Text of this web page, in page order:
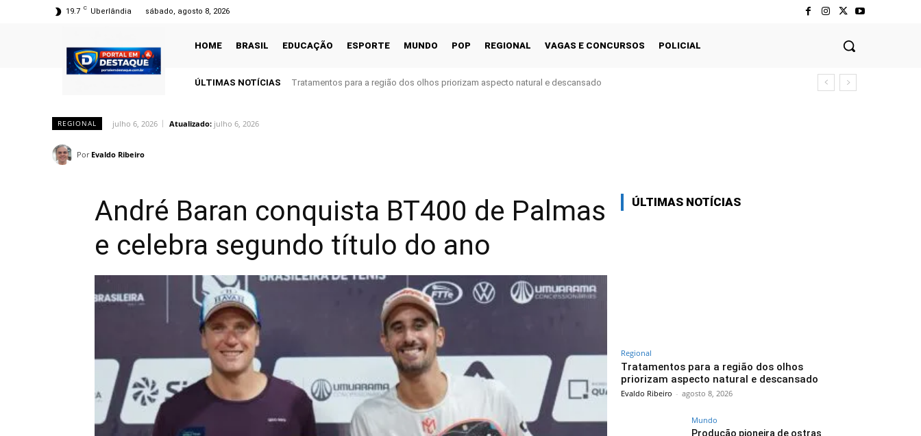
19.7 C Uberlândia sábado, agosto 8, 2026
HOME BRASIL EDUCAÇÃO ESPORTE MUNDO POP REGIONAL VAGAS E CONCURSOS POLICIAL
ÚLTIMAS NOTÍCIAS Tratamentos para a região dos olhos priorizam aspecto natural e descansado
REGIONAL julho 6, 2026 Atualizado: julho 6, 2026
Por Evaldo Ribeiro
André Baran conquista BT400 de Palmas
e celebra segundo título do ano
ÚLTIMAS NOTÍCIAS
Regional
Tratamentos para a região dos olhos
priorizam aspecto natural e descansado
Evaldo Ribeiro - agosto 8, 2026
Mundo
Produção pioneira de ostras